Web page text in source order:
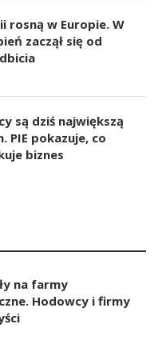
rosną w Europie. W
zaczął się od
są dziś największą
PIE pokazuje, co
biznes
na farmy
Hodowcy i firmy